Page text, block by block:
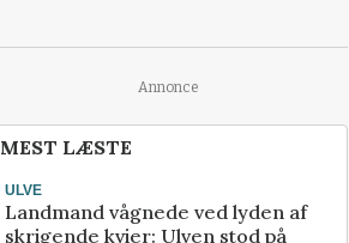
Annonce
MEST LÆSTE
ULVE
Landmand vågnede ved lyden af
skrigende kvier: Ulven stod på